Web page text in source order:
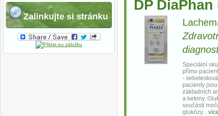
DP DiaPhan
Speciální
přímo
-
pacienty
základních
a ketony.
součásti
glukózy...
Zalinkujte si stránku